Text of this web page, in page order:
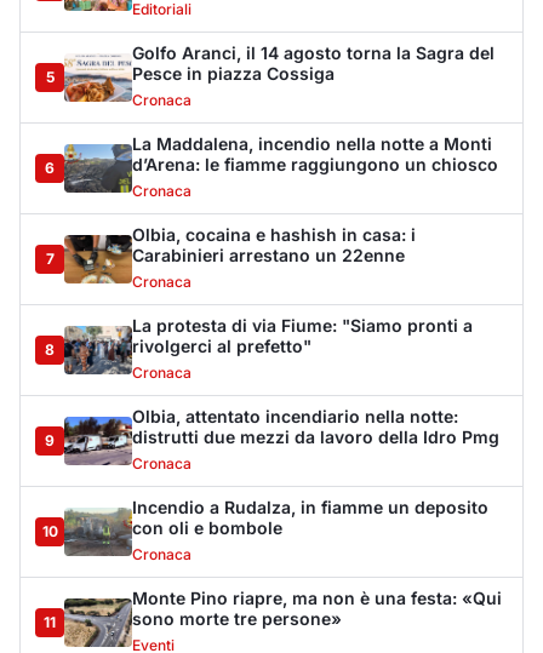
Cronaca
9
Olbia, attentato incendiario nella notte:
distrutti due mezzi da lavoro della Idro Pmg
Cronaca
10
Incendio a Rudalza, in fiamme un deposito
con oli e bombole
Cronaca
11
Monte Pino riapre, ma non è una festa: «Qui
sono morte tre persone»
Eventi